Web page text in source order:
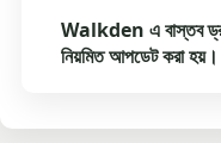
Walkden এ বাস্তব
নিয়মিত আপডেট করা হয়।